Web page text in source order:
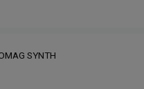
SYNTH